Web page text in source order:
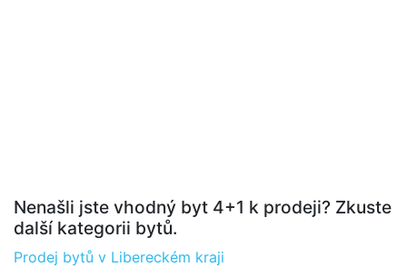
Nenašli jste vhodný byt 4+1 k prodeji? Zkuste
další kategorii bytů.
Prodej bytů v Libereckém kraji